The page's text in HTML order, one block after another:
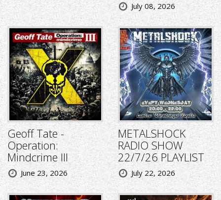
July 08, 2026
Geoff Tate -
Operation:
Mindcrime III
June 23, 2026
METALSHOCK
RADIO SHOW
22/7/26 PLAYLIST
July 22, 2026